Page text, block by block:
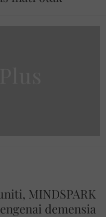
MINDSPARK
demensia